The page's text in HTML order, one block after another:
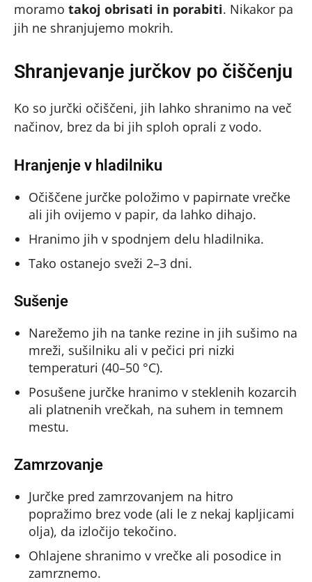
moramo takoj obrisati in porabiti. Nikakor pa
jih ne shranjujemo mokrih.
Shranjevanje jurčkov po čiščenju
Ko so jurčki očiščeni, jih lahko shranimo na več
načinov, brez da bi jih sploh oprali z vodo.
Hranjenje v hladilniku
Očiščene jurčke položimo v papirnate vrečke
ali jih ovijemo v papir, da lahko dihajo.
Hranimo jih v spodnjem delu hladilnika.
Tako ostanejo sveži 2–3 dni.
Sušenje
Narežemo jih na tanke rezine in jih sušimo na
mreži, sušilniku ali v pečici pri nizki
temperaturi (40–50 °C).
Posušene jurčke hranimo v steklenih kozarcih
ali platnenih vrečkah, na suhem in temnem
mestu.
Zamrzovanje
Jurčke pred zamrzovanjem na hitro
popražimo brez vode (ali le z nekaj kapljicami
olja), da izločijo tekočino.
Ohlajene shranimo v vrečke ali posodice in
zamrznemo.